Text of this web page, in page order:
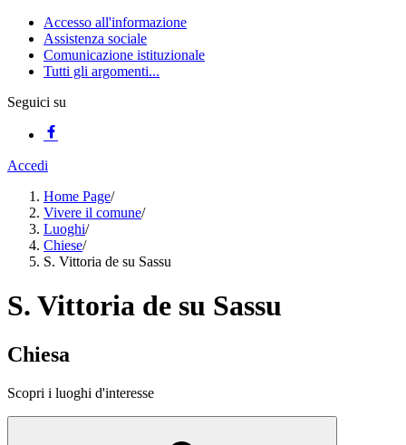
Accesso all'informazione
Assistenza sociale
Comunicazione istituzionale
Tutti gli argomenti...
Seguici su
Accedi
Home Page/
Vivere il comune/
Luoghi/
Chiese/
S. Vittoria de su Sassu
S. Vittoria de su Sassu
Chiesa
Scopri i luoghi d'interesse